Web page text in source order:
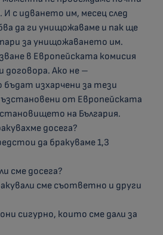
И с идването им, месец след
да ги унищожаваме и пак ще
за унищожаването им.
в Европейската комисия
договора. Ако не –
изхарчени за тези
от Европейската
на България.
досега?
да бракуваме 1,3
сме досега?
сме съответно и други
сигурно, които сме дали за